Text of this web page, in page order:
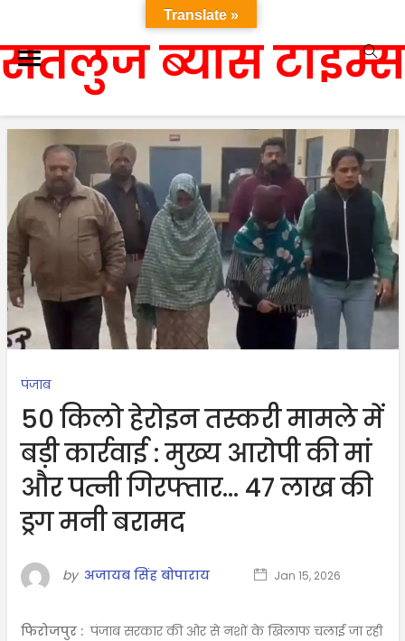
सतलुज ब्यास टाइम्स
पंजाब
50 किलो हेरोइन तस्करी मामले में
बड़ी कार्रवाई : मुख्य आरोपी की मां
और पत्नी गिरफ्तार… 47 लाख की
ड्रग मनी बरामद
by अजायब सिंह बोपाराय Jan 15, 2026
फिरोजपुर : पंजाब सरकार की ओर से नशों के खिलाफ चलाई जा रही
Translate »